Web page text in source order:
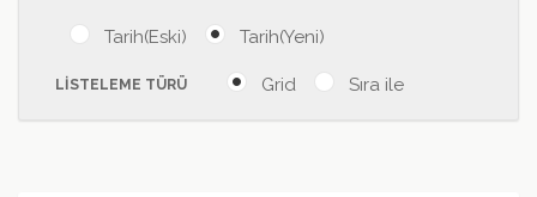
Tarih(Eski) Tarih(Yeni)
LİSTELEME TÜRÜ Grid Sıra ile